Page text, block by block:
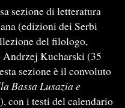
sezione di letteratura
(edizioni dei Serbi
del filologo,
Kucharski (35
sezione è il convoluto
Bassa Lusazia e
con i testi del calendario